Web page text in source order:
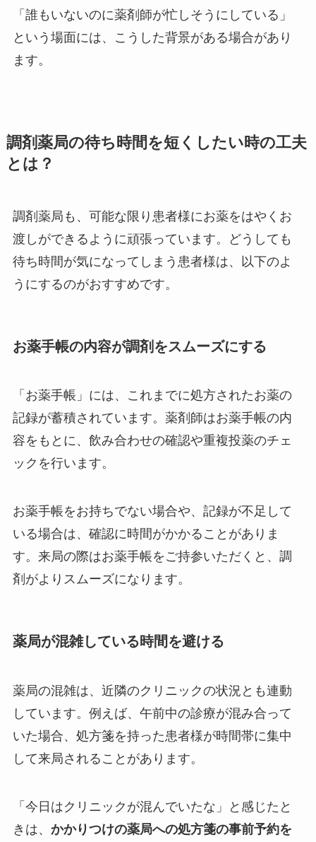
「誰もいないのに薬剤師が忙しそうにしている」
という場面には、こうした背景がある場合があり
ます。
調剤薬局の待ち時間を短くしたい時の工夫
とは？
調剤薬局も、可能な限り患者様にお薬をはやくお
渡しができるように頑張っています。どうしても
待ち時間が気になってしまう患者様は、以下のよ
うにするのがおすすめです。
お薬手帳の内容が調剤をスムーズにする
「お薬手帳」には、これまでに処方されたお薬の
記録が蓄積されています。薬剤師はお薬手帳の内
容をもとに、飲み合わせの確認や重複投薬のチェ
ックを行います。
お薬手帳をお持ちでない場合や、記録が不足して
いる場合は、確認に時間がかかることがありま
す。来局の際はお薬手帳をご持参いただくと、調
剤がよりスムーズになります。
薬局が混雑している時間を避ける
薬局の混雑は、近隣のクリニックの状況とも連動
しています。例えば、午前中の診療が混み合って
いた場合、処方箋を持った患者様が時間帯に集中
して来局されることがあります。
「今日はクリニックが混んでいたな」と感じたと
きは、 かかりつけの薬局への処方箋の事前予約を